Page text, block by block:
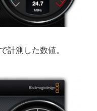
計測した数値。